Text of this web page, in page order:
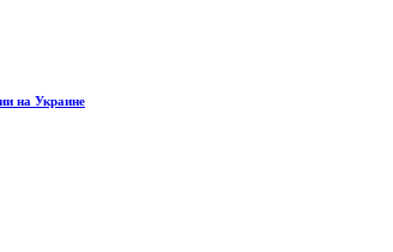
на Украине